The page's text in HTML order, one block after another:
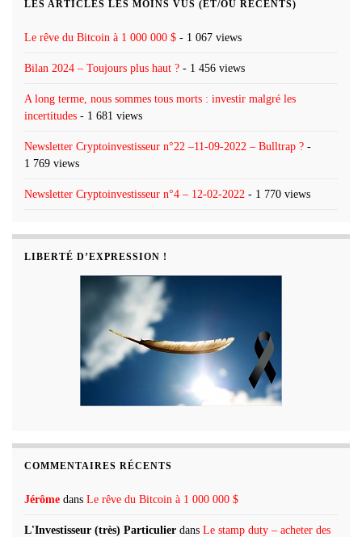
LES ARTICLES LES MOINS VUS (ET/OU RÉCENTS)
Le rêve du Bitcoin à 1 000 000 $ - 1 067 views
Bilan 2024 – Toujours plus haut ? - 1 456 views
A long terme, nous sommes tous morts : investir malgré les
incertitudes - 1 681 views
Newsletter Cryptoinvestisseur n°22 –11-09-2022 – Bulltrap ? -
1 769 views
Newsletter Cryptoinvestisseur n°4 – 12-02-2022 - 1 770 views
LIBERTÉ D’EXPRESSION !
COMMENTAIRES RÉCENTS
Jérôme dans Le rêve du Bitcoin à 1 000 000 $
L'Investisseur (très) Particulier dans Le stamp duty – acheter des